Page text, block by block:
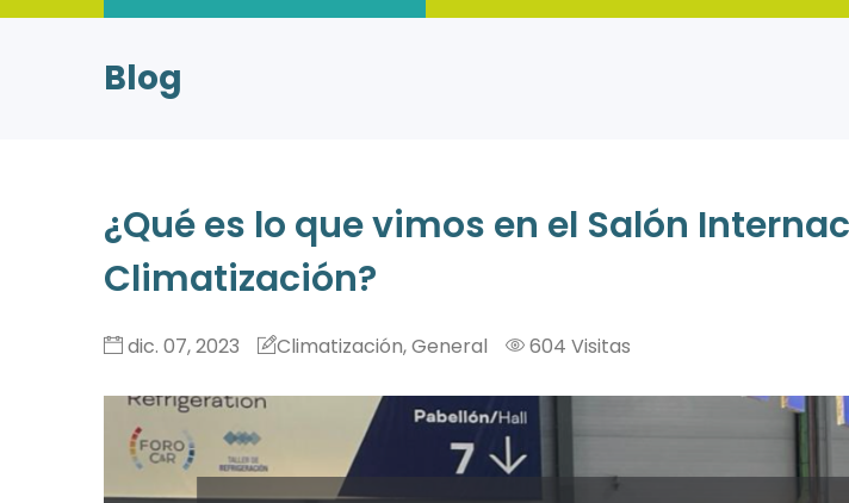
Blog
¿Qué es lo que vimos en el Salón
Climatización?
dic. 07, 2023 Climatización,General 604 Visitas